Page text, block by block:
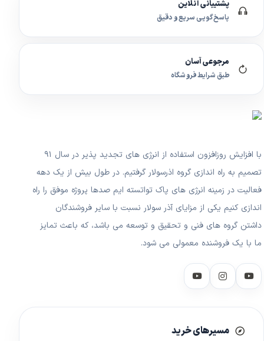
پشتیبانی آنلاین
پاسخ‌گویی سریع و دقیق
مرجوعی آسان
طبق شرایط فروشگاه
با افزایش روزافزون استفاده از انرژی های تجدید پذیر در سال ۹۱
تصمیم به راه اندازی گروه اذرسولار گرفتیم. در طول بیش از یک دهه
فعالیت در زمینه انرژی های پاک تواتسته ایم صدها پروژه موفق را راه
اندازی کنیم یکی از مزایای آذر سولار نسبت با سایر فروشندگان
داشتن گروه های فنی و تحقیق و توسعه می باشد، که باعث تمایز
ما با یک فروشنده معمولی می شود.
مسیرهای خرید